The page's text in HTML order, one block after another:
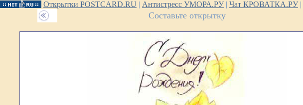
Открытки POSTCARD.RU | Антистресс УМОРА.РУ| Чат КРОВАТКА.РУ|
Составьте открытку